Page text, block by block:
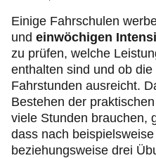
Einige Fahrschulen
und einwöchigen
zu prüfen, welche
enthalten sind und ob
Fahrstunden ausreicht.
Bestehen der
viele Stunden brauchen,
dass nach
beziehungsweise drei